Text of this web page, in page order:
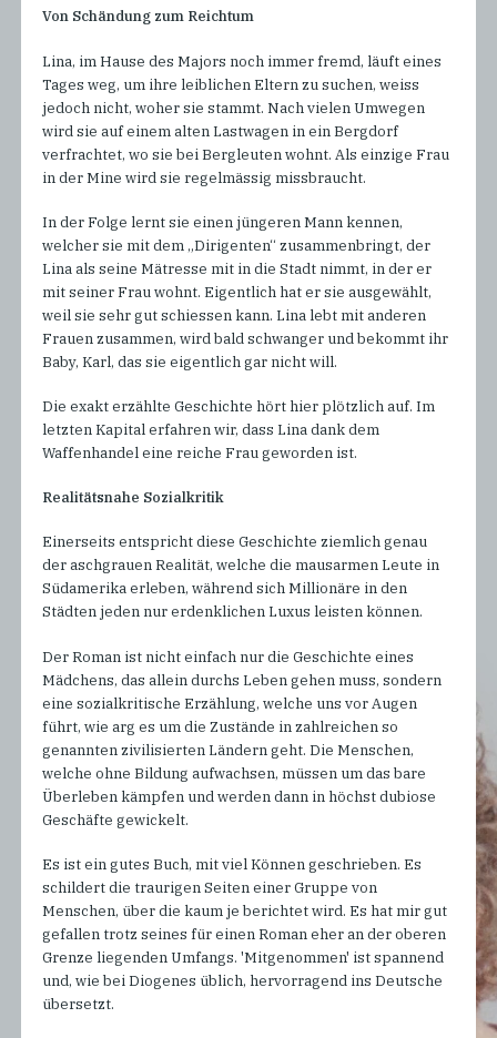
Von Schändung zum Reichtum
Lina, im Hause des Majors noch immer fremd, läuft eines
Tages weg, um ihre leiblichen Eltern zu suchen, weiss
jedoch nicht, woher sie stammt. Nach vielen Umwegen
wird sie auf einem alten Lastwagen in ein Bergdorf
verfrachtet, wo sie bei Bergleuten wohnt. Als einzige Frau
in der Mine wird sie regelmässig missbraucht.
In der Folge lernt sie einen jüngeren Mann kennen,
welcher sie mit dem „Dirigenten“ zusammenbringt, der
Lina als seine Mätresse mit in die Stadt nimmt, in der er
mit seiner Frau wohnt. Eigentlich hat er sie ausgewählt,
weil sie sehr gut schiessen kann. Lina lebt mit anderen
Frauen zusammen, wird bald schwanger und bekommt ihr
Baby, Karl, das sie eigentlich gar nicht will.
Die exakt erzählte Geschichte hört hier plötzlich auf. Im
letzten Kapital erfahren wir, dass Lina dank dem
Waffenhandel eine reiche Frau geworden ist.
Realitätsnahe Sozialkritik
Einerseits entspricht diese Geschichte ziemlich genau
der aschgrauen Realität, welche die mausarmen Leute in
Südamerika erleben, während sich Millionäre in den
Städten jeden nur erdenklichen Luxus leisten können.
Der Roman ist nicht einfach nur die Geschichte eines
Mädchens, das allein durchs Leben gehen muss, sondern
eine sozialkritische Erzählung, welche uns vor Augen
führt, wie arg es um die Zustände in zahlreichen so
genannten zivilisierten Ländern geht. Die Menschen,
welche ohne Bildung aufwachsen, müssen um das bare
Überleben kämpfen und werden dann in höchst dubiose
Geschäfte gewickelt.
Es ist ein gutes Buch, mit viel Können geschrieben. Es
schildert die traurigen Seiten einer Gruppe von
Menschen, über die kaum je berichtet wird. Es hat mir gut
gefallen trotz seines für einen Roman eher an der oberen
Grenze liegenden Umfangs. 'Mitgenommen' ist spannend
und, wie bei Diogenes üblich, hervorragend ins Deutsche
übersetzt.